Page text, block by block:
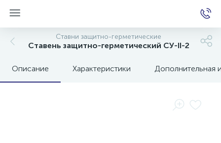
Ставни защитно-герметические
Ставень защитно-герметический СУ-II-2
Описание Характеристики Дополнительная